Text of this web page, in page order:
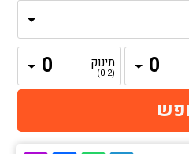
תינוק
(0-2)